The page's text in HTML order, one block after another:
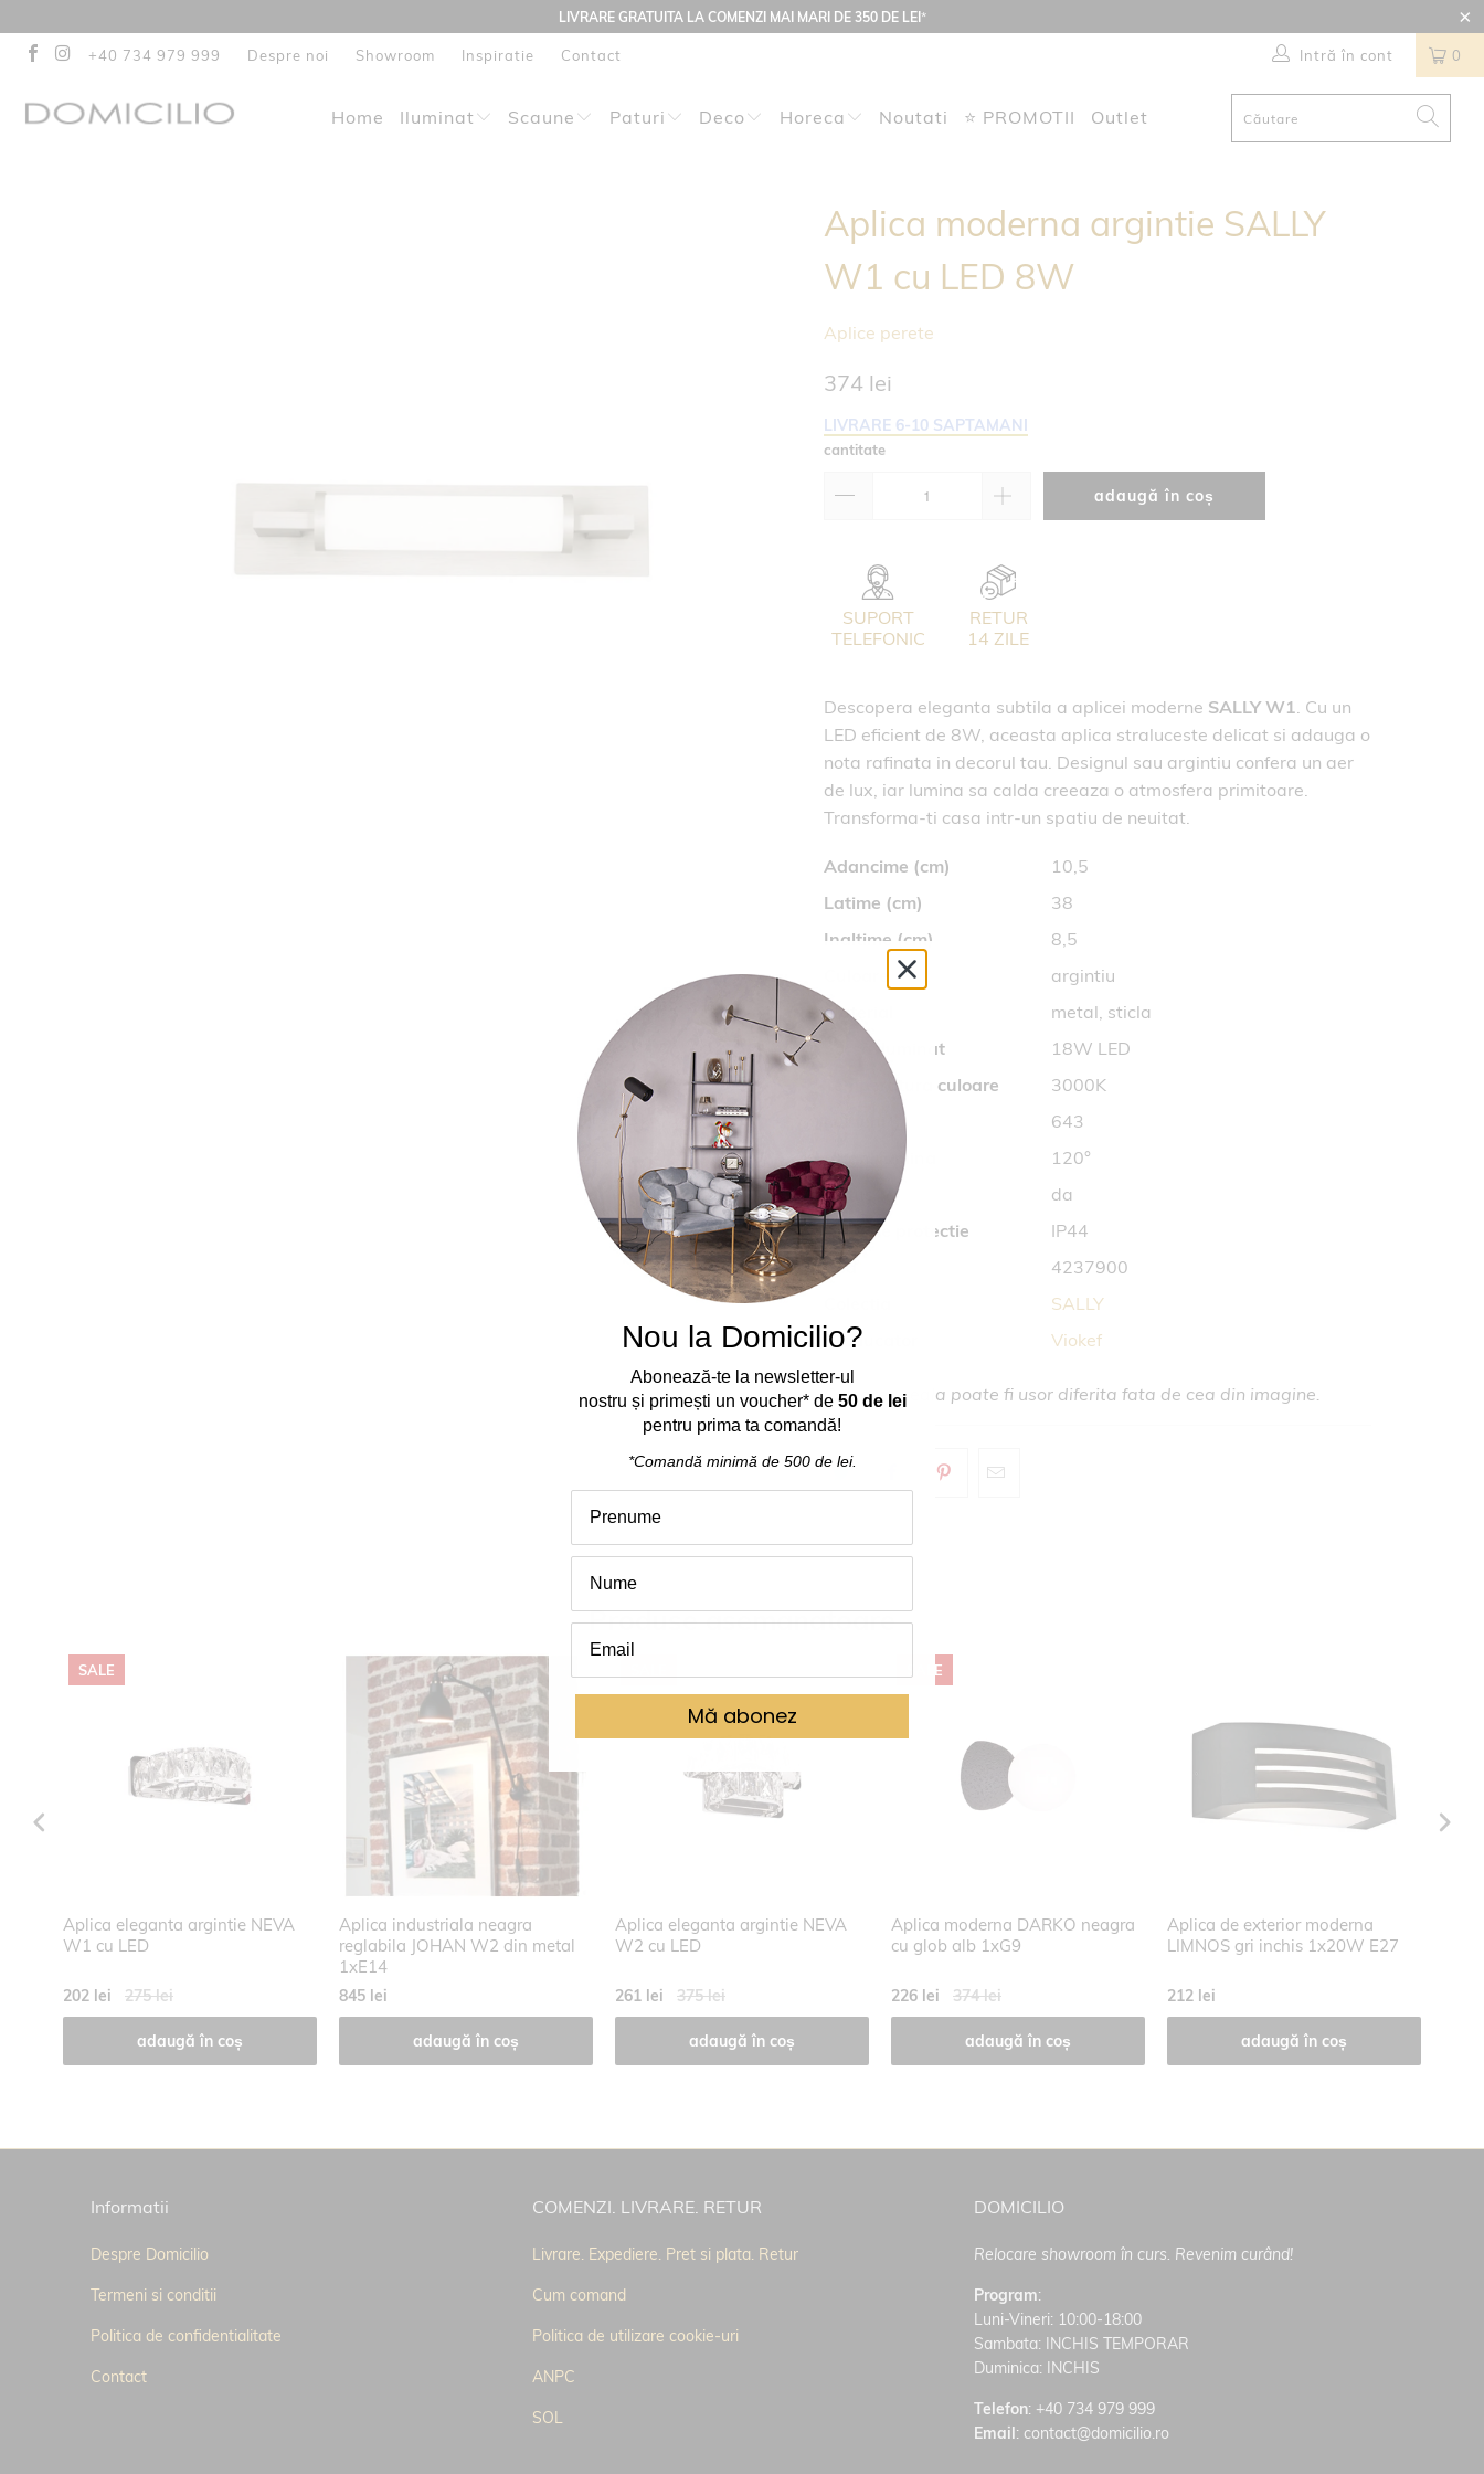
LIVRARE GRATUITA LA COMENZI MAI MARI DE 350 DE LEI*
+40 734 979 999 Despre noi Showroom Inspiratie Contact 0
Intră în cont
Home Iluminat Scaune Paturi Deco Horeca Noutati ⭐ PROMOTII Outlet
Aplica moderna argintie SALLY
W1 cu LED 8W
Aplice perete
374 lei
LIVRARE 6-10 SAPTAMANI
cantitate
adaugă în coș
SUPORT
TELEFONIC
RETUR
14 ZILE
Descopera eleganta subtila a aplicei moderne SALLY W1 . Cu un
LED eficient de 8W, aceasta aplica straluceste delicat si adauga o
nota rafinata in decorul tau. Designul sau argintiu confera un aer
de lux, iar lumina sa calda creeaza o atmosfera primitoare.
Transforma-ti casa intr-un spatiu de neuitat.
Adancime (cm)
10,5
Latime (cm)
38
Inaltime (cm)
8,5
argintiu
Material
metal, sticla
Sursa iluminat
18W LED
Temperatura culoare
3000K
643
Unghi lumina
120°
Inclus
da
Grad de protectie
IP44
Cod
4237900
SALLY
Producator
Viokef
Culoarea reala poate fi usor diferita fata de cea din imagine.
Produse asemanatoare
SALE
Aplica eleganta argintie NEVA
W1 cu LED
202 lei 275 lei
adaugă în coș
Aplica industriala neagra
reglabila JOHAN W2 din metal
1xE14
845 lei
adaugă în coș
Aplica eleganta argintie NEVA
W2 cu LED
261 lei 375 lei
adaugă în coș
SALE
Aplica moderna DARKO neagra
cu glob alb 1xG9
226 lei 374 lei
adaugă în coș
Aplica de exterior moderna
LIMNOS gri inchis 1x20W E27
212 lei
adaugă în coș
Informatii
Despre Domicilio
Termeni si conditii
Politica de confidentialitate
Contact
COMENZI. LIVRARE. RETUR
Livrare. Expediere. Pret si plata. Retur
Cum comand
Politica de utilizare cookie-uri
ANPC
SOL
DOMICILIO
Relocare showroom în curs. Revenim curând!
Program:
Luni-Vineri: 10:00-18:00
Sambata: INCHIS TEMPORAR
Duminica: INCHIS
Telefon: +40 734 979 999
Email: contact@domicilio.ro
Nou la Domicilio?
Abonează-te la newsletter-ul
nostru și primești un voucher* de 50 de lei
pentru prima ta comandă!
*Comandă minimă de 500 de lei.
Mă abonez